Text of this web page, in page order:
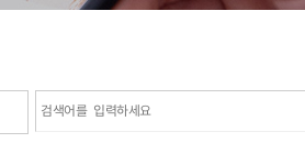
검색어를 입력하세요